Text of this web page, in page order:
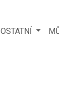
OSTATNÍ